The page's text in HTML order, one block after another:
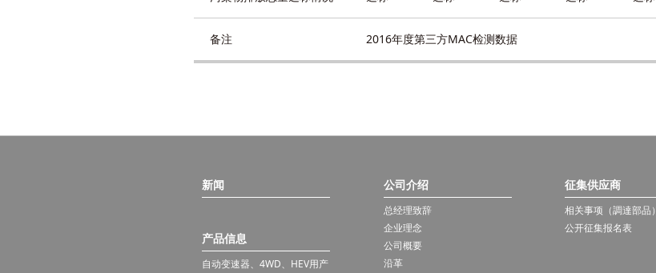
备注 2016年度第三方MAC检测数据
新闻
产品信息
自动变速器、4WD、HEV用产
公司介绍
总经理致辞
企业理念
公司概要
沿革
征集供应商
相关事项（調達部品）
公开征集报名表